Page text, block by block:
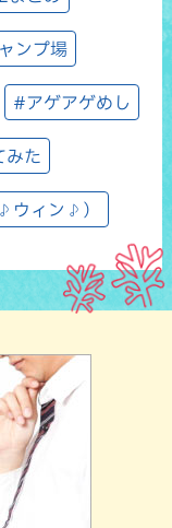
ンプ場
#アゲアゲめし
みた
ウィン♪）